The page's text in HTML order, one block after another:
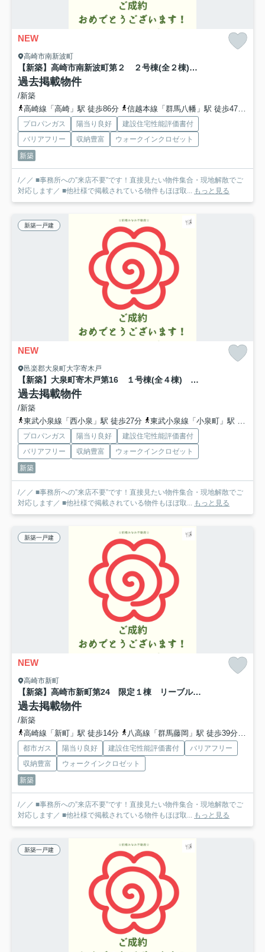
NEW
高崎市南新波町
【新築】高崎市南新波町第２ ２号棟(全２棟) リーブルガーデン 新築建売分譲
過去掲載物件
/新築
高崎線「高崎」駅 徒歩86分
信越本線「群馬八幡」駅 徒歩47分
プロパンガス 陽当り良好
建設住宅性能評価書付
バリアフリー
収納豊富
ウォークインクロゼット
新築
/／／ ■事務所への”来店不要”です！直接見たい物件集合・現地解散でご
対応します／ ■他社様で掲載されている物件もほぼ取... もっと見る
新築一戸建
NEW
邑楽郡大泉町大字寄木戸
【新築】大泉町寄木戸第16 １号棟(全４棟) リーブルガーデン 新築建売分譲
過去掲載物件
/新築
東武小泉線「西小泉」駅 徒歩27分
東武小泉線「小泉町」駅 徒歩43分
プロパンガス 陽当り良好
建設住宅性能評価書付
バリアフリー
収納豊富
ウォークインクロゼット
新築
/／／ ■事務所への”来店不要”です！直接見たい物件集合・現地解散でご
対応します／ ■他社様で掲載されている物件もほぼ取... もっと見る
新築一戸建
NEW
高崎市新町
【新築】高崎市新町第24 限定１棟 リーブルガーデン 新築建売
過去掲載物件
/新築
高崎線「新町」駅 徒歩14分
八高線「群馬藤岡」駅 徒歩39分
都市ガス 陽当り良好 建設住宅性能評価書付
バリアフリー
収納豊富
ウォークインクロゼット
新築
/／／ ■事務所への”来店不要”です！直接見たい物件集合・現地解散でご
対応します／ ■他社様で掲載されている物件もほぼ取... もっと見る
新築一戸建